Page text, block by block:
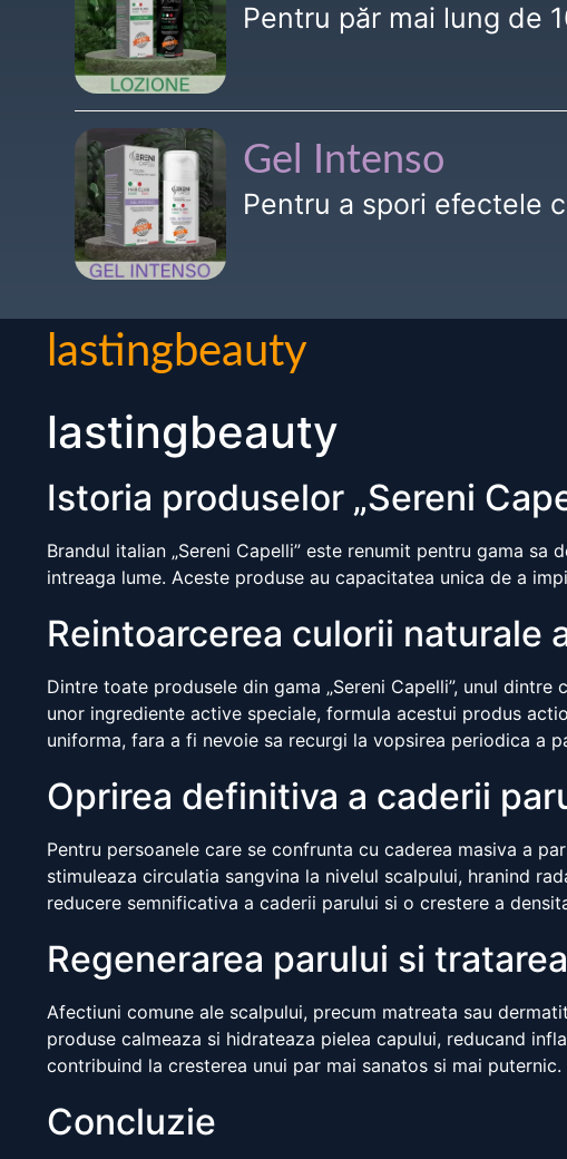
Pentru păr mai lung de
Gel Intenso
Pentru a spori efectele
lastingbeauty
lastingbeauty
Istoria produselor „Sereni
Brandul italian „Sereni Capelli” este renumit pentru gama
intreaga lume. Aceste produse au capacitatea unica de a
Reintoarcerea culorii naturale
Dintre toate produsele din gama „Sereni Capelli”, unul
unor ingrediente active speciale, formula acestui produs
uniforma, fara a fi nevoie sa recurgi la vopsirea periodica a
Oprirea definitiva a caderii
Pentru persoanele care se confrunta cu caderea masiva a
stimuleaza circulatia sangvina la nivelul scalpului, hranind
reducere semnificativa a caderii parului si o crestere a
Regenerarea parului si
Afectiuni comune ale scalpului, precum matreata sau
produse calmeaza si hidrateaza pielea capului, reducand
contribuind la cresterea unui par mai sanatos si mai puternic.
Concluzie